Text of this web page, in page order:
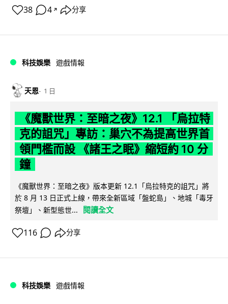
38 4 ↗ 分享
科技娛樂 遊戲情報
天恩 1 日
《魔獸世界：至暗之夜》12.1 「烏拉特
克的詛咒」專訪：巢穴不為提高世界首
領門檻而設 《諸王之眠》縮短約 10 分
鐘
《魔獸世界：至暗之夜》版本更新 12.1「烏拉特克的詛咒」將
於 8 月 13 日正式上線，帶來全新區域「盤蛇島」、地城「毒牙
祭壇」、新型態世...
閱讀全文
116 分享
科技娛樂 遊戲情報